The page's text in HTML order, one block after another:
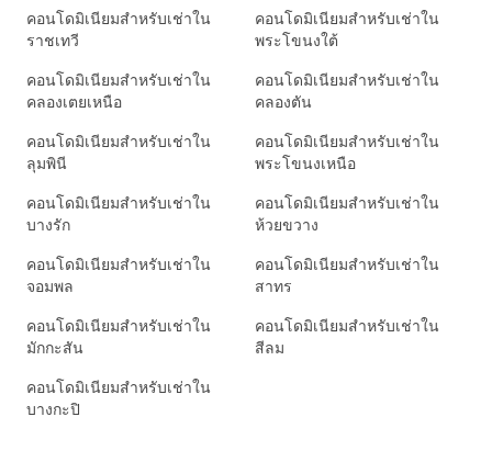
คอนโดมิเนียมสำหรับเช่าใน
ราชเทวี
คอนโดมิเนียมสำหรับเช่าใน
พระโขนงใต้
คอนโดมิเนียมสำหรับเช่าใน
คลองเตยเหนือ
คอนโดมิเนียมสำหรับเช่าใน
คลองตัน
คอนโดมิเนียมสำหรับเช่าใน
ลุมพินี
คอนโดมิเนียมสำหรับเช่าใน
พระโขนงเหนือ
คอนโดมิเนียมสำหรับเช่าใน
บางรัก
คอนโดมิเนียมสำหรับเช่าใน
ห้วยขวาง
คอนโดมิเนียมสำหรับเช่าใน
จอมพล
คอนโดมิเนียมสำหรับเช่าใน
สาทร
คอนโดมิเนียมสำหรับเช่าใน
มักกะสัน
คอนโดมิเนียมสำหรับเช่าใน
สีลม
คอนโดมิเนียมสำหรับเช่าใน
บางกะปิ